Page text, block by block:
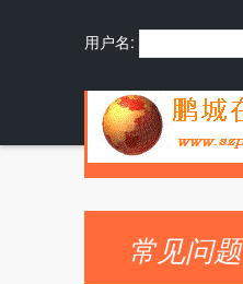
用户名:
常见问题